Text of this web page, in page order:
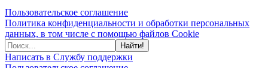
Пользовательское соглашение
Политика конфиденциальности и обработки персональных
данных, в том числе с помощью файлов Cookie
Найти!
Написать в Службу поддержки